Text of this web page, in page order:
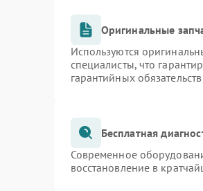
Оригинальные
Используются
специалисты, что
гарантийных обязательств
Бесплатная
Современное
восстановление в